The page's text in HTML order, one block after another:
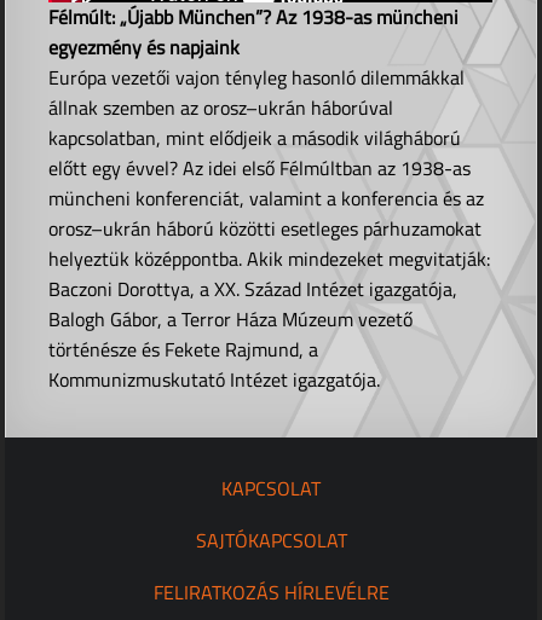
Félmúlt: „Újabb München”? Az 1938-as müncheni
egyezmény és napjaink
Európa vezetői vajon tényleg hasonló dilemmákkal
állnak szemben az orosz–ukrán háborúval
kapcsolatban, mint elődjeik a második világháború
előtt egy évvel? Az idei első Félmúltban az 1938-as
müncheni konferenciát, valamint a konferencia és az
orosz–ukrán háború közötti esetleges párhuzamokat
helyeztük középpontba. Akik mindezeket megvitatják:
Baczoni Dorottya, a XX. Század Intézet igazgatója,
Balogh Gábor, a Terror Háza Múzeum vezető
történésze és Fekete Rajmund, a
Kommunizmuskutató Intézet igazgatója.
KAPCSOLAT
SAJTÓKAPCSOLAT
FELIRATKOZÁS HÍRLEVÉLRE